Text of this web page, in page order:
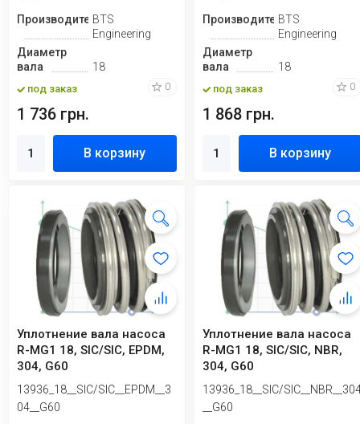
ПроизводительBTS
Engineering
Диаметр
вала
18
под заказ 0
1 736 грн.
В корзину
ПроизводительBTS
Engineering
Диаметр
вала
18
под заказ 0
1 868 грн.
В корзину
Уплотнение вала насоса
R-MG1 18, SIC/SIC, EPDM,
304, G60
13936_18__SIC/SIC__EPDM__3
04__G60
Уплотнение вала насоса
R-MG1 18, SIC/SIC, NBR,
304, G60
13936_18__SIC/
__G60